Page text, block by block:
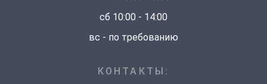
сб 10:00 - 14:00
вс - по требованию
КОНТАКТЫ: